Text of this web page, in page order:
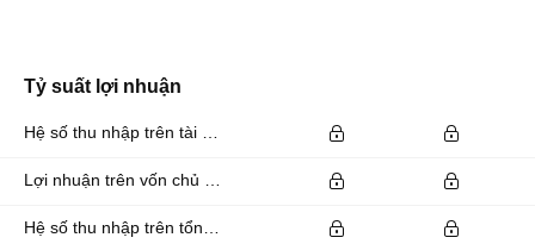
Tỷ suất lợi nhuận